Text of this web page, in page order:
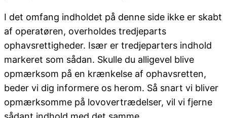
I det omfang indholdet på denne side ikke er skabt
af operatøren, overholdes tredjeparts
ophavsrettigheder. Især er tredjeparters indhold
markeret som sådan. Skulle du alligevel blive
opmærksom på en krænkelse af ophavsretten,
beder vi dig informere os herom. Så snart vi bliver
opmærksomme på lovovertrædelser, vil vi fjerne